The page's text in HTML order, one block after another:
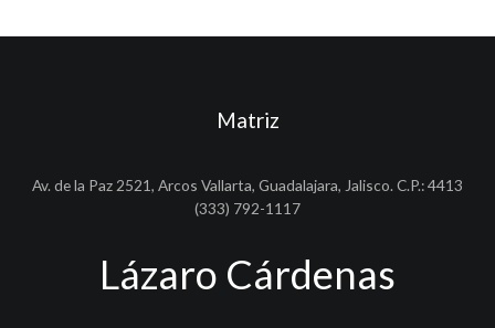
Matriz
Av. de la Paz 2521, Arcos Vallarta, Guadalajara, Jalisco. C.P.: 4413
(333) 792-1117
Lázaro Cárdenas